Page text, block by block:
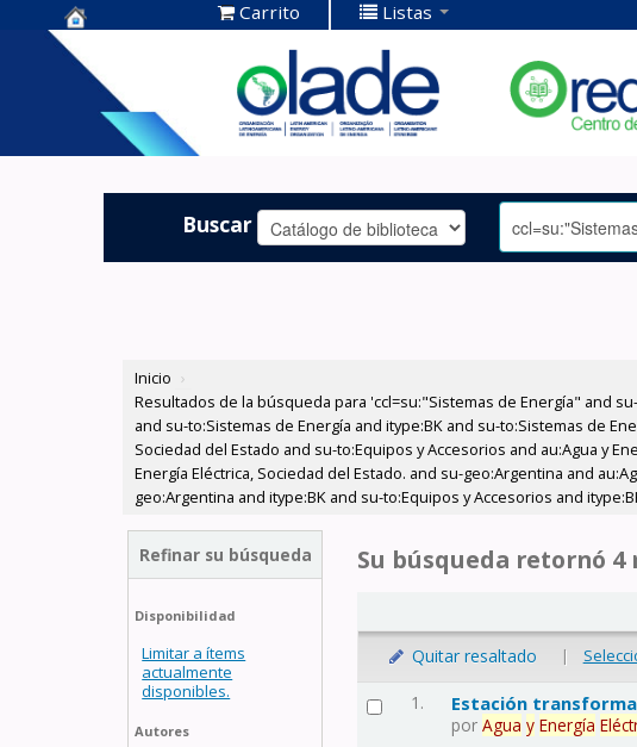
Centro de
Documentación
OLADE -
Carrito Listas
Buscar
Inicio ›
Resultados de la búsqueda para 'ccl=su:"Sistemas de Energía" and
and su-to:Sistemas de Energía and itype:BK and su-to:Sistemas de
Sociedad del Estado and su-to:Equipos y Accesorios and au:Agua y
Energía Eléctrica, Sociedad del Estado. and su-geo:Argentina and
geo:Argentina and itype:BK and su-to:Equipos y Accesorios and
Refinar su búsqueda
Disponibilidad
Limitar a ítems
actualmente
disponibles.
Autores
Su búsqueda retornó 4
Quitar resaltado |
1. Estación
porAgua y Energía